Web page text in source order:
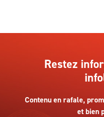
Restez
Contenu en rafale,
et bien